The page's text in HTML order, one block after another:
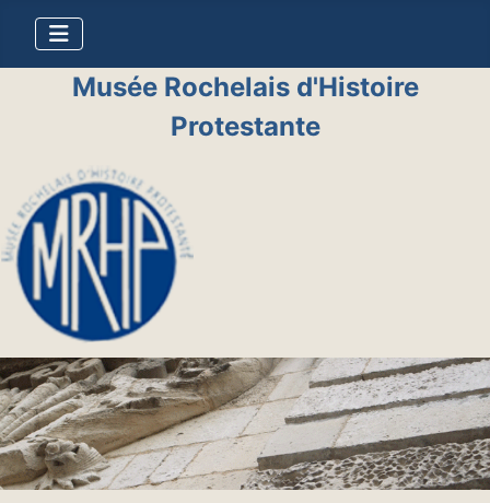
Musée Rochelais d'Histoire
Protestante